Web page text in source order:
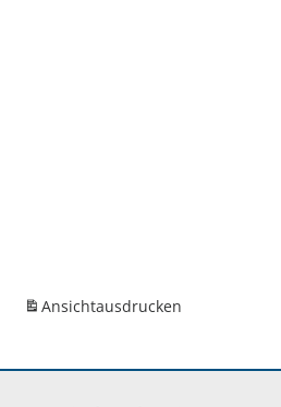
Ansichtausdrucken